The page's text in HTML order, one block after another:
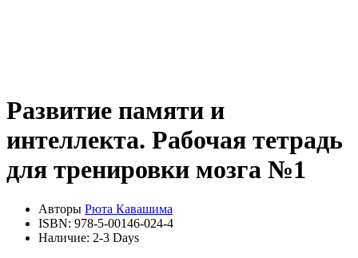
Развитие памяти и
интеллекта. Рабочая тетрадь
для тренировки мозга №1
Авторы Рюта Кавашима
ISBN: 978-5-00146-024-4
Наличие: 2-3 Days